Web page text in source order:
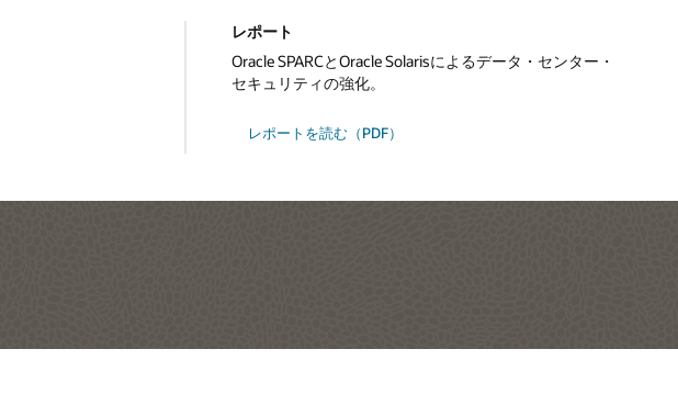
レポート
Oracle SPARCとOracle Solarisによるデータ・センター・
セキュリティの強化。
レポートを読む（PDF）